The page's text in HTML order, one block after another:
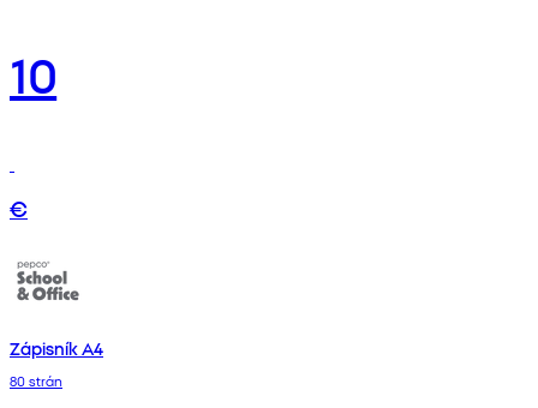
10
€
Zápisník A4
80 strán